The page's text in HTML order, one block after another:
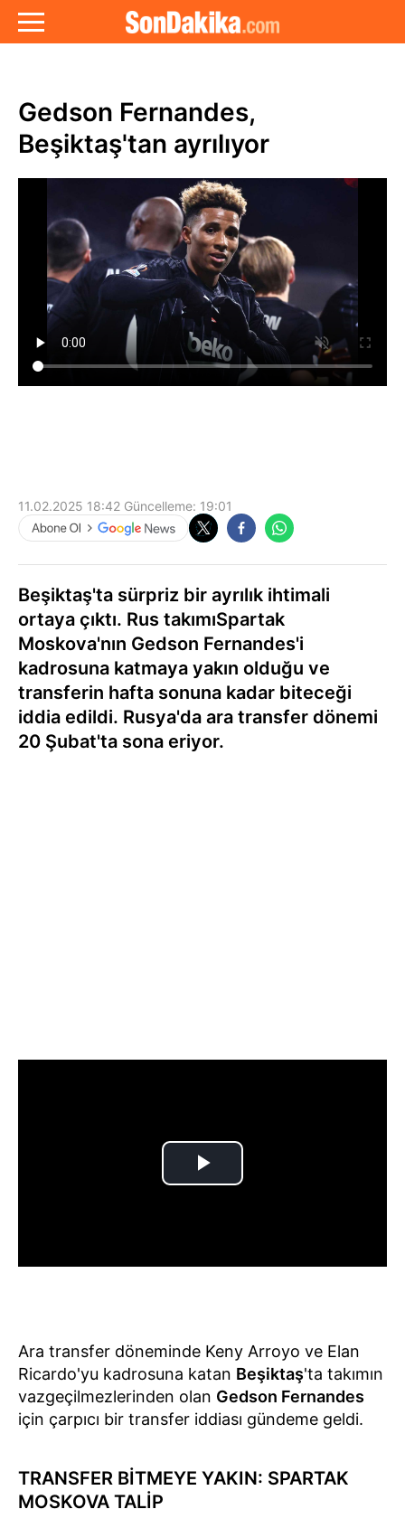
Gedson Fernandes,
Beşiktaş'tan ayrılıyor
11.02.2025 18:42 Güncelleme: 19:01
Beşiktaş'ta sürpriz bir ayrılık ihtimali
ortaya çıktı. Rus takımıSpartak
Moskova'nın Gedson Fernandes'i
kadrosuna katmaya yakın olduğu ve
transferin hafta sonuna kadar biteceği
iddia edildi. Rusya'da ara transfer dönemi
20 Şubat'ta sona eriyor.
Ara transfer döneminde Keny Arroyo ve Elan
Ricardo'yu kadrosuna katan Beşiktaş'ta takımın
vazgeçilmezlerinden olan Gedson Fernandes
için çarpıcı bir transfer iddiası gündeme geldi.
TRANSFER BİTMEYE YAKIN: SPARTAK
MOSKOVA TALİP